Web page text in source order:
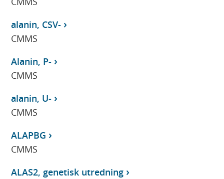
alanin, CSV-
CMMS
Alanin, P-
CMMS
alanin, U-
CMMS
ALAPBG
CMMS
ALAS2, genetisk utredning